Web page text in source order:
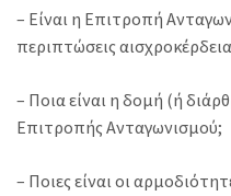
– Είναι η Επιτροπή
περιπτώσεις
– Ποια είναι η δομή (ή
Επιτροπής Ανταγωνισμού;
– Ποιες είναι οι